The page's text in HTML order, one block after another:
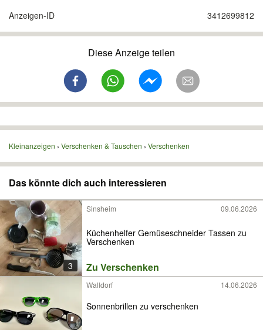
Anzeigen-ID 3412699812
Diese Anzeige teilen
Kleinanzeigen Verschenken & Tauschen Verschenken
Das könnte dich auch interessieren
3
Sinsheim 09.06.2026
Küchenhelfer Gemüseschneider Tassen zu
Verschenken
Zu Verschenken
Walldorf 14.06.2026
Sonnenbrillen zu verschenken